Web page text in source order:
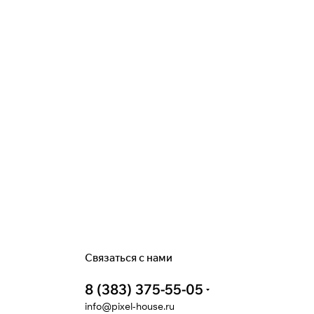
Связаться с нами
8 (383) 375-55-05
info@pixel-house.ru